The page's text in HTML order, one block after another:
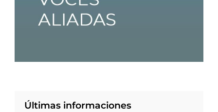
Últimas informaciones